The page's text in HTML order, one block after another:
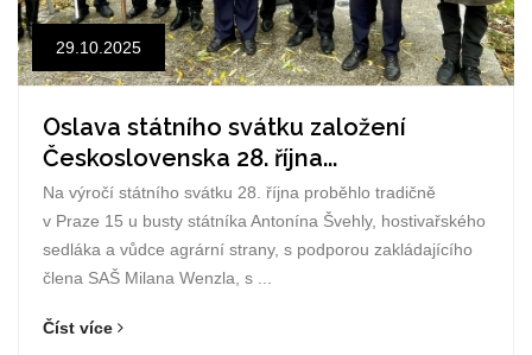
29.10.2025
Oslava státního svátku založení
Československa 28. října...
Na výročí státního svátku 28. října proběhlo tradičně
v Praze 15 u busty státníka Antonína Švehly, hostivařského
sedláka a vůdce agrární strany, s podporou zakládajícího
člena SAŠ Milana Wenzla, s ...
Číst více